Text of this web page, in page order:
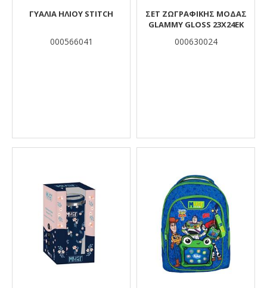
ΓΥΑΛΙΑ ΗΛΙΟΥ STITCH
000566041
ΣΕΤ ΖΩΓΡΑΦΙΚΉΣ ΜΌΔΑΣ
GLAMMY GLOSS 23X24ΕΚ
000630024